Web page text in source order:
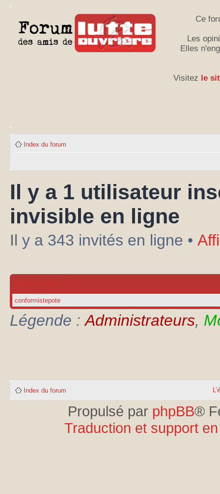
Ce
Les
Elles
Visitez le
Index du forum
Il y a 1 utilisateur
invisible en ligne
Il y a 343 invités en ligne •
NOM D’UTILISATEUR
conformistepote
Légende :Administrateurs,
Index du forum
Propulsé par phpBB®
Traduction et support